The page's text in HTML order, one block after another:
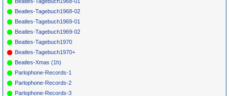
* 064 Blue Mink Banner Man
*
066
Mike Curb
Congregation
Softly
Love You
* 068 Cilla Black
Something
* 070 Fantastics
Something
* 072 Pipkins
Gimme Dat
Beatles-Tagebuch1968-02
Beatles-Tagebuch1969-01
Beatles-Tagebuch1969-02
Beatles-Tagebuch1970
Beatles-Tagebuch1970+
Beatles-Xmas (1h)
Parlophone-Records-1
Parlophone-Records-2
Parlophone-Records-3